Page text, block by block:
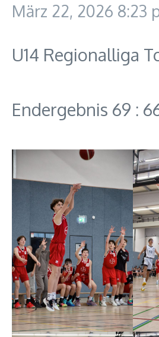
März 22, 2026 8:23
U14 Regionalliga
Endergebnis 69 :